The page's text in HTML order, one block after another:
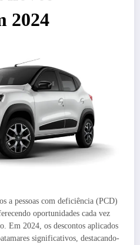
2024
a pessoas com deficiência (PCD)
oportunidades cada vez
Em 2024, os descontos aplicados
significativos, destacando-